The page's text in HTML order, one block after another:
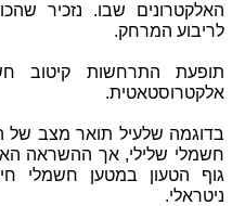
האלקטרונים שבו. נזכיר
לריבוע המרחק.
תופעת התרחשות קיטוב
אלקטרוסטאטית.
בדוגמה שלעיל תואר מצב של
חשמלי שלילי, אך ההשראה
גוף הטעון במטען חשמלי
ניטראלי.